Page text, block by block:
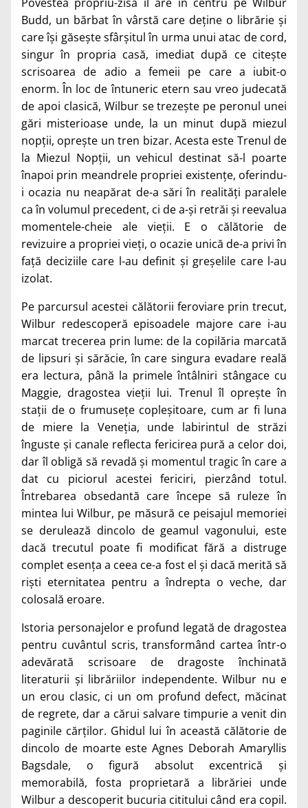
Budd, un bărbat în vârstă care deține o librărie și
care își găsește sfârșitul în urma unui atac de cord,
singur în propria casă, imediat după ce citește
scrisoarea de adio a femeii pe care a iubit-o
enorm. În loc de întuneric etern sau vreo judecată
de apoi clasică, Wilbur se trezește pe peronul unei
gări misterioase unde, la un minut după miezul
nopții, oprește un tren bizar. Acesta este Trenul de
la Miezul Nopții, un vehicul destinat să-l poarte
înapoi prin meandrele propriei existențe, oferindu-
i ocazia nu neapărat de-a sări în realități paralele
ca în volumul precedent, ci de a-și retrăi și reevalua
momentele-cheie ale vieții. E o călătorie de
revizuire a propriei vieți, o ocazie unică de-a privi în
față deciziile care l-au definit și greșelile care l-au
izolat.
Pe parcursul acestei călătorii feroviare prin trecut,
Wilbur redescoperă episoadele majore care i-au
marcat trecerea prin lume: de la copilăria marcată
de lipsuri și sărăcie, în care singura evadare reală
era lectura, până la primele întâlniri stângace cu
Maggie, dragostea vieții lui. Trenul îl oprește în
stații de o frumusețe copleșitoare, cum ar fi luna
de miere la Veneția, unde labirintul de străzi
înguste și canale reflecta fericirea pură a celor doi,
dar îl obligă să revadă și momentul tragic în care a
dat cu piciorul acestei fericiri, pierzând totul.
Întrebarea obsedantă care începe să ruleze în
mintea lui Wilbur, pe măsură ce peisajul memoriei
se derulează dincolo de geamul vagonului, este
dacă trecutul poate fi modificat fără a distruge
complet esența a ceea ce-a fost el și dacă merită să
riști eternitatea pentru a îndrepta o veche, dar
colosală eroare.
Istoria personajelor e profund legată de dragostea
pentru cuvântul scris, transformând cartea într-o
adevărată scrisoare de dragoste închinată
literaturii și librăriilor independente. Wilbur nu e
un erou clasic, ci un om profund defect, măcinat
de regrete, dar a cărui salvare timpurie a venit din
paginile cărților. Ghidul lui în această călătorie de
dincolo de moarte este Agnes Deborah Amaryllis
Bagsdale, o figură absolut excentrică și
memorabilă, fosta proprietară a librăriei unde
Wilbur a descoperit bucuria cititului când era copil.